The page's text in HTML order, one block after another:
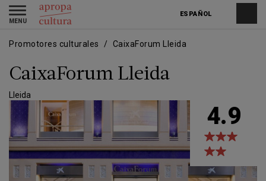
Pasar
contenido
Skip
main
ESPAÑOL
Toggle
navigation
Promotores culturales CaixaForum Lleida
CaixaForum Lleida
Lleida
4.9